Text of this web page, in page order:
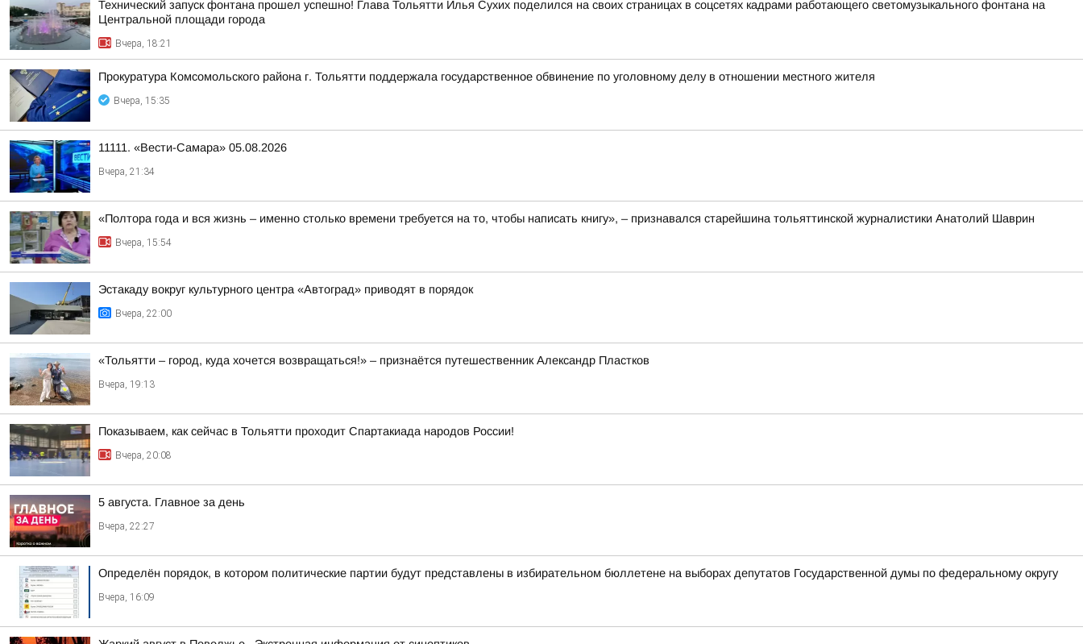
Технический запуск фонтана прошел успешно! Глава Тольятти Илья Сухих поделился на своих страницах в соцсетях кадрами работающего светомузыкального фонтана на
Центральной площади города
Вчера, 18:21
Прокуратура Комсомольского района г. Тольятти поддержала государственное обвинение по уголовному делу в отношении местного жителя
Вчера, 15:35
11111. «Вести-Самара» 05.08.2026
Вчера, 21:34
«Полтора года и вся жизнь – именно столько времени требуется на то, чтобы написать книгу», – признавался старейшина тольяттинской журналистики Анатолий Шаврин
Вчера, 15:54
Эстакаду вокруг культурного центра «Автоград» приводят в порядок
Вчера, 22:00
«Тольятти – город, куда хочется возвращаться!» – признаётся путешественник Александр Пластков
Вчера, 19:13
Показываем, как сейчас в Тольятти проходит Спартакиада народов России!
Вчера, 20:08
5 августа. Главное за день
Вчера, 22:27
Определён порядок, в котором политические партии будут представлены в избирательном бюллетене на выборах депутатов Государственной думы по федеральному округу
Вчера, 16:09